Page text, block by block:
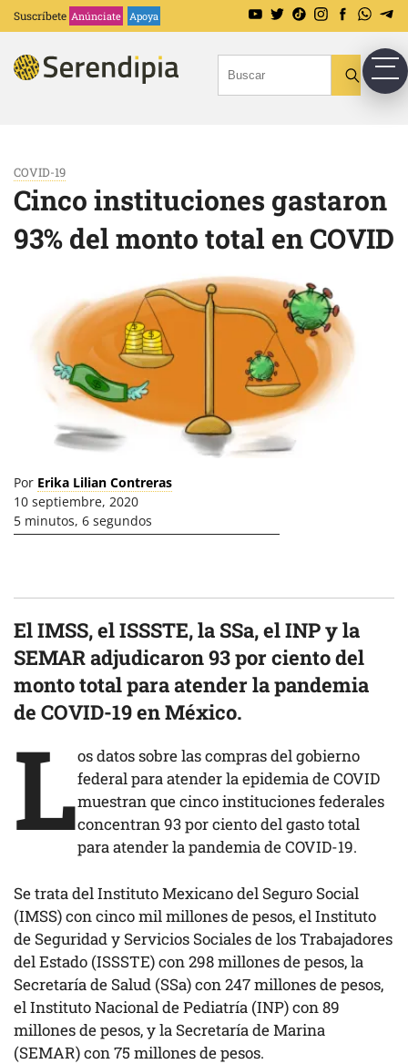
Suscríbete Anúnciate Apoya
COVID-19
Cinco instituciones gastaron
93% del monto total en COVID
Por Erika Lilian Contreras
10 septiembre, 2020
5 minutos, 6 segundos
El IMSS, el ISSSTE, la SSa, el INP y la
SEMAR adjudicaron 93 por ciento del
monto total para atender la pandemia
de COVID-19 en México.
Los datos sobre las compras del gobierno
federal para atender la epidemia de COVID
muestran que cinco instituciones federales
concentran 93 por ciento del gasto total
para atender la pandemia de COVID-19.
Se trata del Instituto Mexicano del Seguro Social
(IMSS) con cinco mil millones de pesos, el Instituto
de Seguridad y Servicios Sociales de los Trabajadores
del Estado (ISSSTE) con 298 millones de pesos, la
Secretaría de Salud (SSa) con 247 millones de pesos,
el Instituto Nacional de Pediatría (INP) con 89
millones de pesos, y la Secretaría de Marina
(SEMAR) con 75 millones de pesos.